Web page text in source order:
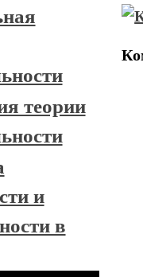
теории
и
в